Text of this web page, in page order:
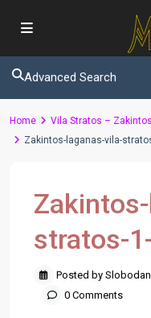
Advanced Search
Home
Vila Stratos –
Zakintos-laganas-vila-
stratos-
Posted by
0 Comments